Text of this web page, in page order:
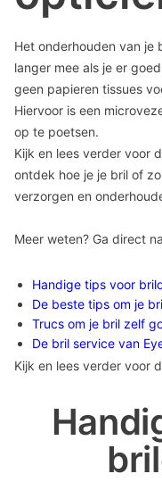
Het onderhouden van je
langer mee als je er
geen papieren tissues
Hiervoor is een
op te poetsen.
Kijk en lees verder voor
ontdek hoe je je bril of
verzorgen en
Meer weten? Ga direct
Handige tips voor
De beste tips om je
Trucs om je bril zelf
De bril service van
Kijk en lees verder voor